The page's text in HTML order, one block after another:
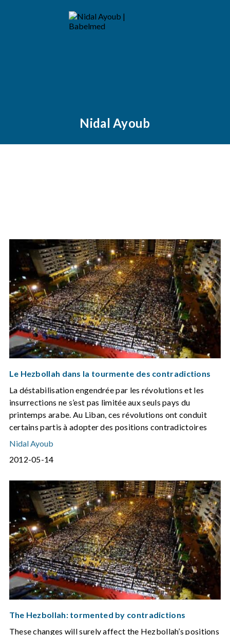
Nidal Ayoub
Le Hezbollah dans la tourmente des contradictions
La déstabilisation engendrée par les révolutions et les
insurrections ne s’est pas limitée aux seuls pays du
printemps arabe. Au Liban, ces révolutions ont conduit
certains partis à adopter des positions contradictoires
Nidal Ayoub
2012-05-14
The Hezbollah: tormented by contradictions
These changes will surely affect the Hezbollah’s positions